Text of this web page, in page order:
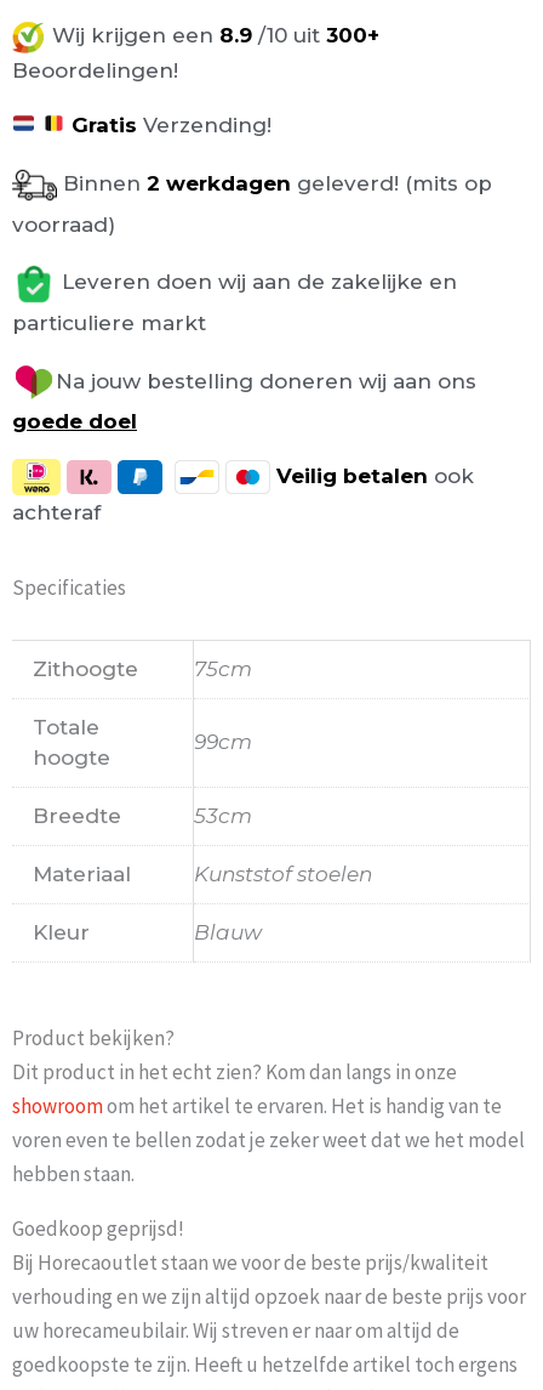
Wij krijgen een 8.9 /10 uit 300+
Beoordelingen!
Gratis Verzending!
Binnen 2 werkdagen geleverd! (mits op
voorraad)
Leveren doen wij aan de zakelijke en
particuliere markt
Na jouw bestelling doneren wij aan ons
goede doel
Veilig betalen ook
achteraf
Specificaties
Zithoogte 75cm
Totale
hoogte
99cm
Breedte 53cm
Materiaal Kunststof stoelen
Kleur Blauw
Product bekijken?
Dit product in het echt zien? Kom dan langs in onze
showroomom het artikel te ervaren. Het is handig van te
voren even te bellen zodat je zeker weet dat we het model
hebben staan.
Goedkoop geprijsd!
Bij Horecaoutlet staan we voor de beste prijs/kwaliteit
verhouding en we zijn altijd opzoek naar de beste prijs voor
uw horecameubilair. Wij streven er naar om altijd de
goedkoopste te zijn. Heeft u hetzelfde artikel toch ergens